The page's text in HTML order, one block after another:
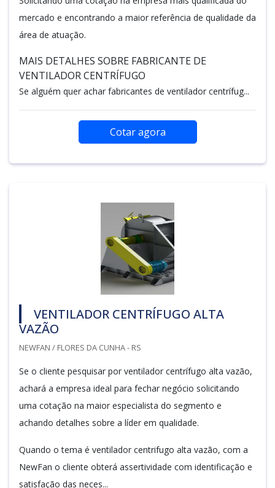
mercado e encontrando a maior referência de qualidade da
área de atuação.
MAIS DETALHES SOBRE FABRICANTE DE
VENTILADOR CENTRÍFUGO
Se alguém quer achar fabricantes de ventilador centrífug...
Cotar agora
VENTILADOR CENTRÍFUGO ALTA
VAZÃO
NEWFAN / FLORES DA CUNHA - RS
Se o cliente pesquisar por ventilador centrífugo alta vazão,
achará a empresa ideal para fechar negócio solicitando
uma cotação na maior especialista do segmento e
achando detalhes sobre a líder em qualidade.
Quando o tema é ventilador centrifugo alta vazão, com a
NewFan o cliente obterá assertividade com identificação e
satisfação das neces...